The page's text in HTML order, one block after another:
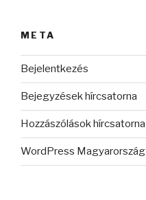
META
Bejelentkezés
Bejegyzések hírcsatorna
Hozzászólások hírcsatorna
WordPress Magyarország